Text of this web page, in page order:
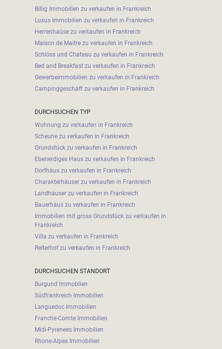
Billig Immobilien zu verkaufen in Frankreich
Luxus Immobilien zu verkaufen in Frankreich
Herrenhaüse zu verkaufen in Frankreich
Maison de Maitre zu verkaufen in Frankreich
Schlöss und Chateau zu verkaufen in Frankreich
Bed and Breakfast zu verkaufen in Frankreich
Gewerbeimmobilien zu verkaufen in Frankreich
Campinggeschäft zu verkaufen in Frankreich
DURCHSUCHEN TYP
Wohnung zu verkaufen in Frankreich
Scheune zu verkaufen in Frankreich
Grundstück zu verkaufen in Frankreich
Ebenerdiges Haus zu verkaufen in Frankreich
Dorfhäus zu verkaufen in Frankreich
Charakterhäuser zu verkaufen in Frankreich
Landhäuser zu verkaufen in Frankreich
Bauerhäus zu verkaufen in Frankreich
Immobilien mit gross Grundstück zu verkaufen in
Frankreich
Villa zu verkaufen in Frankreich
Reiterhof zu verkaufen in Frankreich
DURCHSUCHEN STANDORT
Burgund Immoblien
Südfrankreich Immobilien
Languedoc Immobilien
Franche-Comte Immobilien
Midi-Pyrenees Immobilien
Rhone-Alpes Immobilien